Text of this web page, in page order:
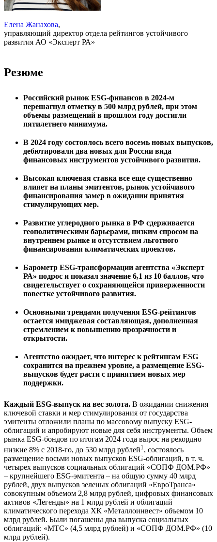
Елена Жанахова,
управляющий директор отдела рейтингов устойчивого
развития АО «Эксперт РА»
Резюме
Российский рынок ESG-финансов в 2024-м
перешагнул отметку в 500 млрд рублей, при этом
объемы размещений в прошлом году достигли
пятилетнего минимума.
В 2024 году состоялось всего восемь новых выпусков,
дебютировали два новых для России вида
финансовых инструментов устойчивого развития.
Высокая ключевая ставка все еще существенно
влияет на планы эмитентов, рынок устойчивого
финансирования замер в ожидании принятия
стимулирующих мер.
Развитие углеродного рынка в РФ сдерживается
геополитическими барьерами, низким спросом на
внутреннем рынке и отсутствием льготного
финансирования климатических проектов.
Барометр ESG-трансформации агентства «Эксперт
РА» подрос и показал значение 6,1 из 10 баллов, что
свидетельствует о сохраняющейся приверженности
повестке устойчивого развития.
Основными трендами получения ESG-рейтингов
остается имиджевая составляющая, дополненная
стремлением к повышению прозрачности и
открытости.
Агентство ожидает, что интерес к рейтингам ESG
сохранится на прежнем уровне, а размещение ESG-
выпусков будет расти с принятием новых мер
поддержки.
Каждый ESG-выпуск на вес золота. В ожидании снижения
ключевой ставки и мер стимулирования от государства
эмитенты отложили планы по массовому выпуску ESG-
облигаций и апробируют новые для себя инструменты. Объем
рынка ESG-бондов по итогам 2024 года вырос на рекордно
низкие 8% с 2018-го, до 530 млрд рублей1, состоялось
размещение восьми новых выпусков ESG-облигаций, в т. ч.
четырех выпусков социальных облигаций «СОПФ ДОМ.РФ»
– крупнейшего ESG-эмитента – на общую сумму 40 млрд
рублей, двух выпусков зеленых облигаций «ЕвроТранса»
совокупным объемом 2,8 млрд рублей, цифровых финансовых
активов «Легенды» на 1 млрд рублей и облигаций
климатического перехода ХК «Металлоинвест» объемом 10
млрд рублей. Были погашены два выпуска социальных
облигаций: «МТС» (4,5 млрд рублей) и «СОПФ ДОМ.РФ» (10
млрд рублей).